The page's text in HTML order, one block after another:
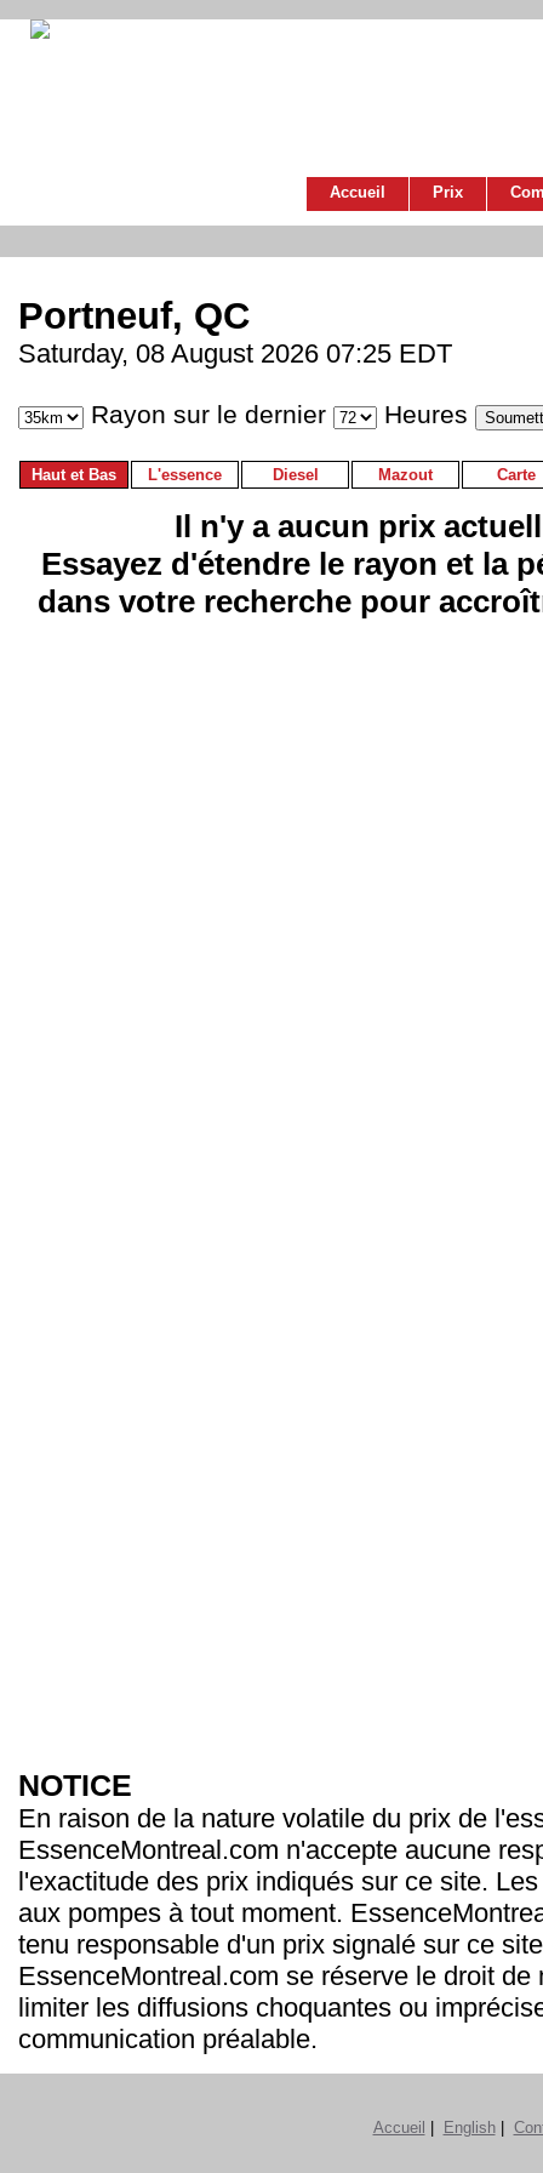
Accueil Prix
Portneuf, QC
Saturday, 08 August 2026 07:25 EDT
Rayon sur le dernier Heures
Haut et Bas L'essence Diesel Mazout Carte
Il n'y a aucun prix
Essayez d'étendre le rayon et la
dans votre recherche pour
NOTICE
En raison de la nature volatile du prix de
EssenceMontreal.com n'accepte aucune
l'exactitude des prix indiqués sur ce site.
aux pompes à tout moment.
tenu responsable d'un prix signalé sur ce
EssenceMontreal.com se réserve le droit de
limiter les diffusions choquantes ou
communication préalable.
Accueil English|